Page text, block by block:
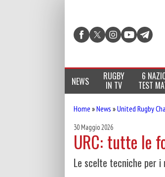
NEWS RUGBY
IN TV
6
TEST
Home »News »United Rugby
30 Maggio 2026
URC: tutte le
Le scelte tecniche per i